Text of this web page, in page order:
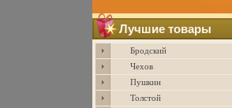
Лучшие товары
Бродский
Чехов
Пушкин
Толстой